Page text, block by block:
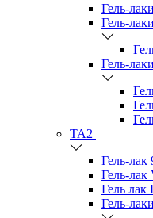
Гель-
Гель-
Гель-
TA2
Гель-лак
Гель-
Гель
Гель-